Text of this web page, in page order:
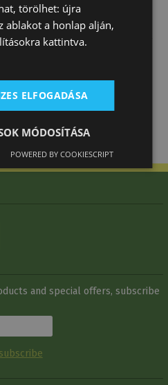
Girth
Latigo Leather
Tie Strap
and special offers, subscribe
törölhet: újra
ablakot a honlap alján,
kattintva.
ELFOGADÁSA
MÓDOSÍTÁSA
POWERED BY COOKIESCRIPT